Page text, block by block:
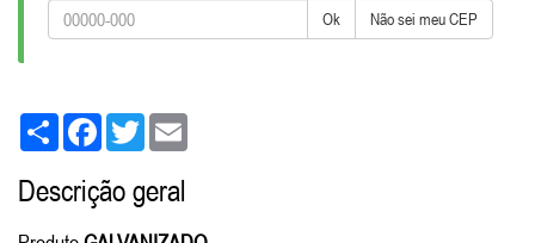
Ok Não sei meu CEP
Share FacebookTwitter
Descrição geral